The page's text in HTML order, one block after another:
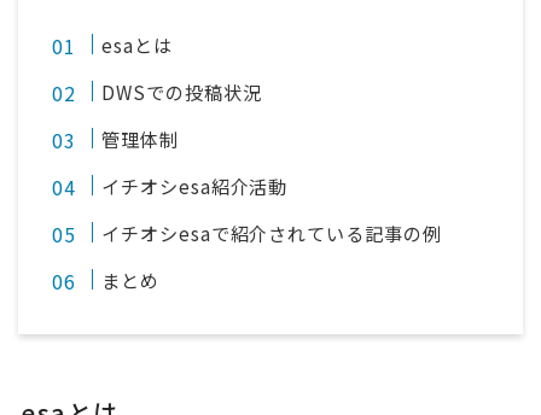
esaとは
DWSでの投稿状況
管理体制
イチオシesa紹介活動
イチオシesaで紹介されている記事の例
まとめ